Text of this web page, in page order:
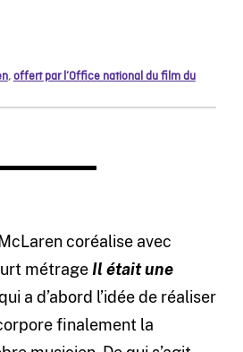
,offert par l’Office national du film du
coréalise avec
métrageIl était une
a d’abord l’idée de réaliser
finalement la